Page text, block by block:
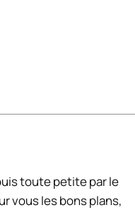
toute petite par le
vous les bons plans,